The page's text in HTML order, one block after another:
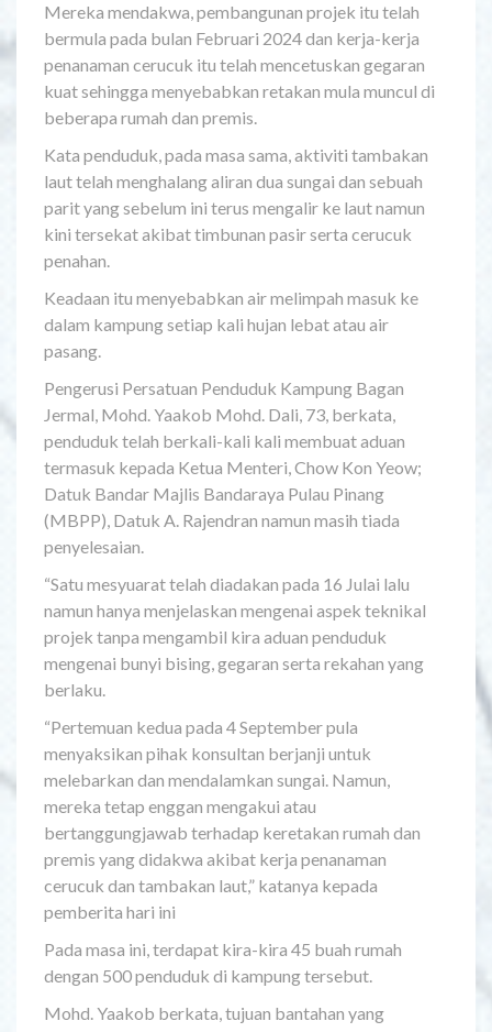
Mereka mendakwa, pembangunan projek itu telah
bermula pada bulan Februari 2024 dan kerja-kerja
penanaman cerucuk itu telah mencetuskan gegaran
kuat sehingga menyebabkan retakan mula muncul di
beberapa rumah dan premis.
Kata penduduk, pada masa sama, aktiviti tambakan
laut telah menghalang aliran dua sungai dan sebuah
parit yang sebelum ini terus mengalir ke laut namun
kini tersekat akibat timbunan pasir serta cerucuk
penahan.
Keadaan itu menyebabkan air melimpah masuk ke
dalam kampung setiap kali hujan lebat atau air
pasang.
Pengerusi Persatuan Penduduk Kampung Bagan
Jermal, Mohd. Yaakob Mohd. Dali, 73, berkata,
penduduk telah berkali-kali kali membuat aduan
termasuk kepada Ketua Menteri, Chow Kon Yeow;
Datuk Bandar Majlis Bandaraya Pulau Pinang
(MBPP), Datuk A. Rajendran namun masih tiada
penyelesaian.
“Satu mesyuarat telah diadakan pada 16 Julai lalu
namun hanya menjelaskan mengenai aspek teknikal
projek tanpa mengambil kira aduan penduduk
mengenai bunyi bising, gegaran serta rekahan yang
berlaku.
“Pertemuan kedua pada 4 September pula
menyaksikan pihak konsultan berjanji untuk
melebarkan dan mendalamkan sungai. Namun,
mereka tetap enggan mengakui atau
bertanggungjawab terhadap keretakan rumah dan
premis yang didakwa akibat kerja penanaman
cerucuk dan tambakan laut,” katanya kepada
pemberita hari ini
Pada masa ini, terdapat kira-kira 45 buah rumah
dengan 500 penduduk di kampung tersebut.
Mohd. Yaakob berkata, tujuan bantahan yang